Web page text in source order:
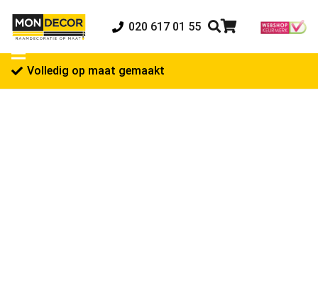
020 617 01 55
Volledig op maat gemaakt